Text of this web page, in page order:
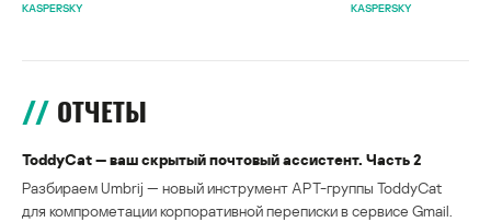
KASPERSKY KASPERSKY
ОТЧЕТЫ
ToddyCat — ваш скрытый почтовый ассистент. Часть 2
Разбираем Umbrij — новый инструмент APT-группы ToddyCat
для компрометации корпоративной переписки в сервисе Gmail.